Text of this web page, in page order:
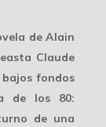
de Alain
Claude
fondos
de los 80:
de una